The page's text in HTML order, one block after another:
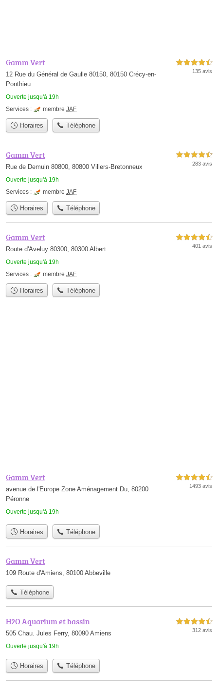
Gamm Vert
12 Rue du Général de Gaulle 80150, 80150 Crécy-en-
Ponthieu
Ouverte jusqu'à 19h
4,5 étoiles sur 5
135 avis
Services : membre JAF
Horaires Téléphone
Gamm Vert
Rue de Demuin 80800, 80800 Villers-Bretonneux
Ouverte jusqu'à 19h
4,5 étoiles sur 5
283 avis
Services : membre JAF
Horaires Téléphone
Gamm Vert
Route d'Aveluy 80300, 80300 Albert
Ouverte jusqu'à 19h
4,5 étoiles sur 5
401 avis
Services : membre JAF
Horaires Téléphone
Gamm Vert
avenue de l'Europe Zone Aménagement Du, 80200
Péronne
Ouverte jusqu'à 19h
4,5 étoiles sur 5
1493 avis
Horaires Téléphone
Gamm Vert
109 Route d'Amiens, 80100 Abbeville
Téléphone
H2O Aquarium et bassin
505 Chau. Jules Ferry, 80090 Amiens
Ouverte jusqu'à 19h
4,5 étoiles sur 5
312 avis
Horaires Téléphone